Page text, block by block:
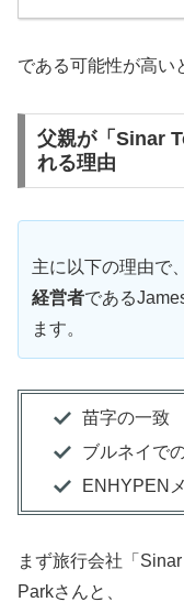
である可能性が高い
父親が「Sinar
れる理由
主に以下の理由で
経営者である
ます。
苗字の一致
ブルネイで
ENHYPEN
まず旅行会社「
Parkさんと、